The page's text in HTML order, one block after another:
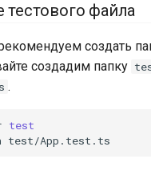
тестового файла
создать
создадим папку
.
test